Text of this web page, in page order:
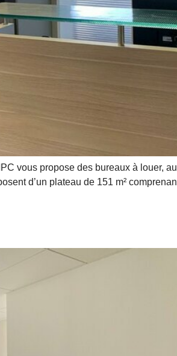
vous propose des bureaux à louer,
d’un plateau de 151 m²